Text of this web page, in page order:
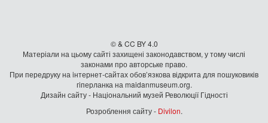
© & CC BY 4.0
Матеріали на цьому сайті захищені законодавством, у тому числі
законами про авторське право.
При передруку на iнтернет-сайтах обов’язкова відкрита для пошуковиків
гiперланка на maidanmuseum.org.
Дизайн сайту - Національний музей Революції Гідності
Розроблення сайту - Divilon.